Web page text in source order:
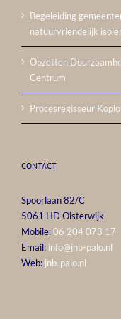
Begeleiding
natuurvriendelijk
Opzetten
Centrum
Procesregisseur
CONTACT
Spoorlaan 82/C
5061 HD Oisterwijk
Mobile:06 204 073 17
Email: info@jnb-palo.nl
Web: jnb-palo.nl